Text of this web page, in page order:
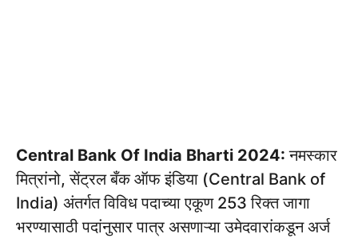
Central Bank Of India Bharti 2024: नमस्कार
मित्रांनो, सेंट्रल बँक ऑफ इंडिया (Central Bank of
India) अंतर्गत विविध पदाच्या एकूण 253 रिक्त जागा
भरण्यासाठी पदांनुसार पात्र असणाऱ्या उमेदवारांकडून अर्ज